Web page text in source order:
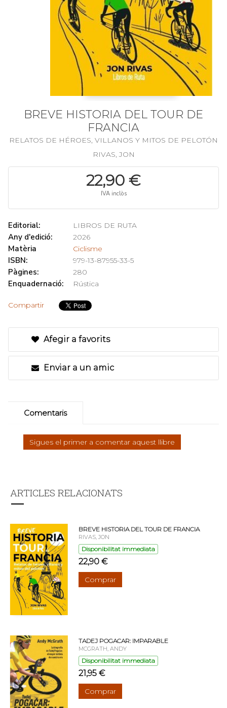
BREVE HISTORIA DEL TOUR DE
FRANCIA
RELATOS DE HÉROES, VILLANOS Y MITOS DE PELOTÓN
RIVAS, JON
22,90 €
IVA inclòs
Editorial: LIBROS DE RUTA
Any d'edició: 2026
Matèria Ciclisme
ISBN: 979-13-87955-33-5
Pàgines: 280
Enquadernació: Rústica
Compartir
Afegir a favorits
Enviar a un amic
Comentaris
Sigues el primer a comentar aquest llibre
ARTICLES RELACIONATS
BREVE HISTORIA DEL TOUR DE FRANCIA
RIVAS, JON
Disponibilitat immediata
22,90 €
Comprar
TADEJ POGACAR: IMPARABLE
MCGRATH, ANDY
Disponibilitat immediata
21,95 €
Comprar